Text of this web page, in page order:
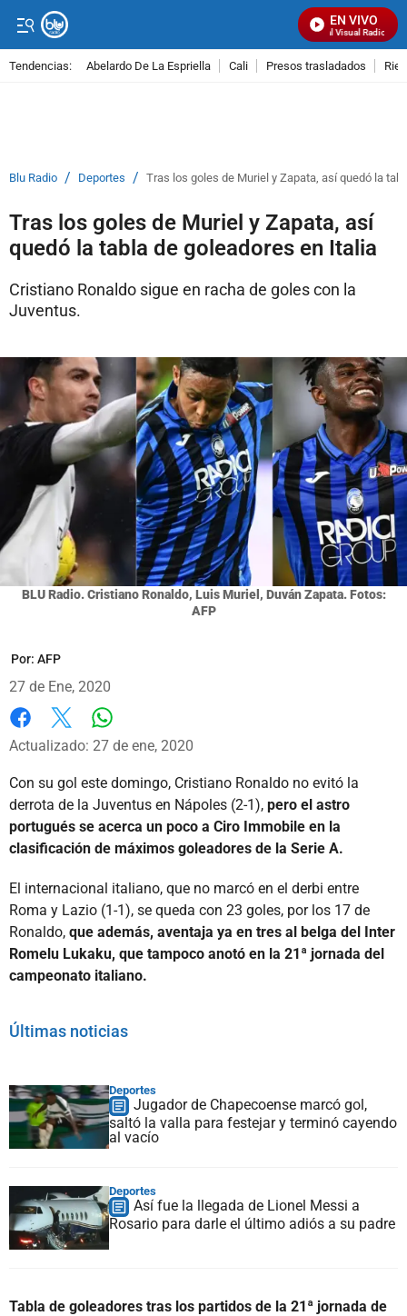
EN VIVO
Señal Visual Radio
Tendencias: Abelardo De La Espriella Cali Presos trasladados
Blu Radio / Deportes / Tras los goles de Muriel y Zapata, así quedó la
Tras los goles de Muriel y Zapata, así
quedó la tabla de goleadores en Italia
Cristiano Ronaldo sigue en racha de goles con la
Juventus.
BLU Radio. Cristiano Ronaldo, Luis Muriel, Duván Zapata. Fotos:
AFP
Por: AFP
27 de Ene, 2020
Facebook
X
Actualizado: 27 de ene, 2020
Con su gol este domingo, Cristiano Ronaldo no evitó la
derrota de la Juventus en Nápoles (2-1), pero el astro
portugués se acerca un poco a Ciro Immobile en la
clasificación de máximos goleadores de la Serie A.
El internacional italiano, que no marcó en el derbi entre
Roma y Lazio (1-1), se queda con 23 goles, por los 17 de
Ronaldo, que además, aventaja ya en tres al belga del Inter
Romelu Lukaku, que tampoco anotó en la 21ª jornada del
campeonato italiano.
Últimas noticias
Deportes
Jugador de Chapecoense marcó gol,
saltó la valla para festejar y terminó cayendo
al vacío
Deportes
Así fue la llegada de Lionel Messi a
Rosario para darle el último adiós a su padre
Tabla de goleadores tras los partidos de la 21ª jornada de